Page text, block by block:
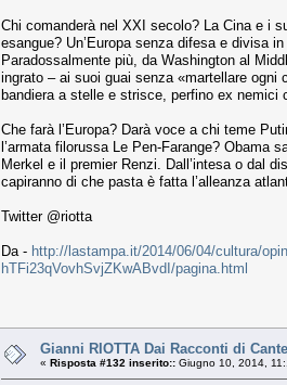
Chi comanderà nel XXI secolo? La Cina e i
esangue? Un’Europa senza difesa e divisa
Paradossalmente più, da Washington al
ingrato – ai suoi guai senza «martellare
bandiera a stelle e strisce, perfino ex nemici
Che farà l’Europa? Darà voce a chi teme
l’armata filorussa Le Pen-Farange? Obama
Merkel e il premier Renzi. Dall’intesa o dal
capiranno di che pasta è fatta l’alleanza
Twitter @riotta
Da - http://lastampa.it/2014/06/04/cultura/
hTFi23qVovhSvjZKwABvdI/pagina.html
Gianni RIOTTA Dai Racconti di
« Risposta #132 inserito:: Giugno 10, 2014,